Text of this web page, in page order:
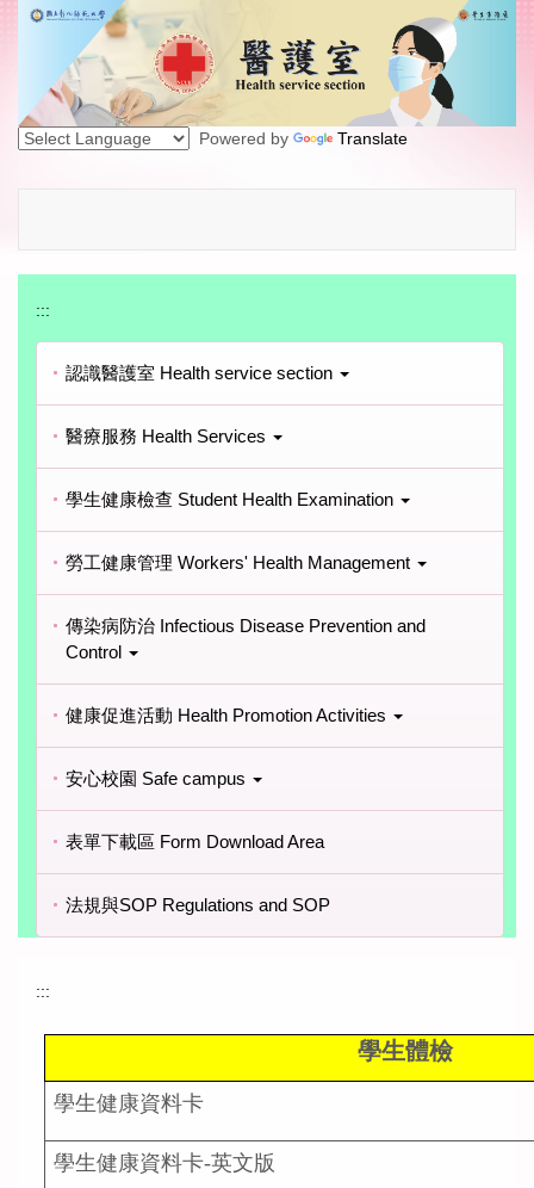
內
容
Powered by Translate
:::
認識醫護室 Health service section
醫療服務 Health Services
學生健康檢查 Student Health Examination
勞工健康管理 Workers' Health Management
傳染病防治 Infectious Disease Prevention and
Control
健康促進活動 Health Promotion Activities
安心校園 Safe campus
表單下載區 Form Download Area
法規與SOP Regulations and SOP
:::
學生體檢
學生健康資料卡
學生健康資料卡-英文版